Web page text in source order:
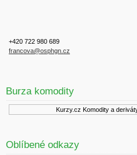
+420 722 980 689
francova@osphgn.cz
Burza komodity
Kurzy.cz Komodity a deriváty
Oblíbené odkazy